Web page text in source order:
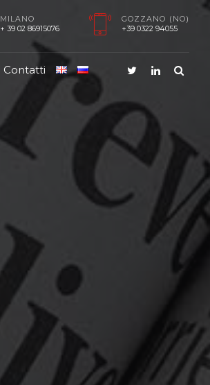
MILANO
+ 39 02 86915076
GOZZANO (NO)
+39 0322 94055
Contatti